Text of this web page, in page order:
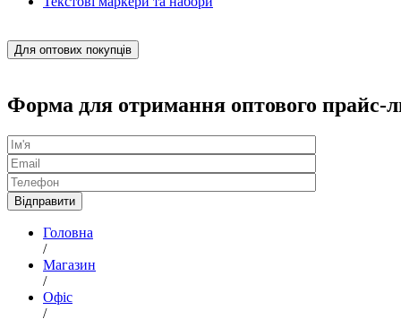
Для оптових покупців
Форма для отримання оптового прайс-
Головна
/
Магазин
/
Офіс
/